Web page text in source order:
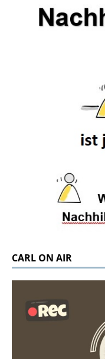
CARL ON AIR